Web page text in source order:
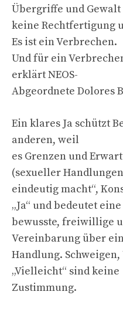
Übergriffe und Gewalt
keine Rechtfertigung
Es ist ein Verbrechen.
Und für ein
erklärt NEOS-
Abgeordnete Dolores
Ein klares Ja schützt
anderen, weil
es Grenzen und
(sexueller
eindeutig macht“,
„Ja“ und bedeutet eine
bewusste, freiwillige
Vereinbarung über
Handlung.
„Vielleicht“ sind keine
Zustimmung.